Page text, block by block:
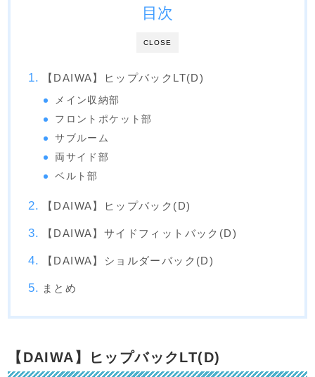
CLOSE
目次
【DAIWA】ヒップバックLT(D)
メイン収納部
フロントポケット部
サブルーム
両サイド部
ベルト部
【DAIWA】ヒップバック(D)
【DAIWA】サイドフィットバック(D)
【DAIWA】ショルダーバック(D)
まとめ
【DAIWA】ヒップバックLT(D)